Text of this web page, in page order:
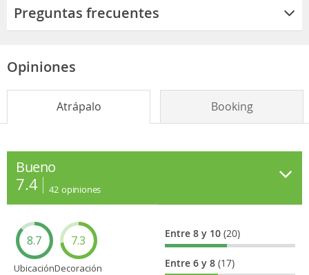
Preguntas frecuentes
Opiniones
Atrápalo Booking
Bueno
7.4 42 opiniones
8.7
Ubicación
7.3
Decoración
Entre 8 y 10(20)
Entre 6 y 8(17)